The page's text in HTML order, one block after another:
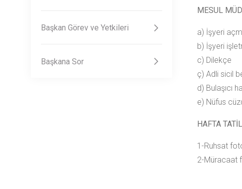
Başkan Görev ve Yetkileri
Başkana Sor
MESUL
a) İşyeri
b) İşyeri
c) Dilekçe
ç) Adli sicil
d) Bulaşıcı
e) Nüfus
HAFTA
1-Ruhsat
2-Müracaat